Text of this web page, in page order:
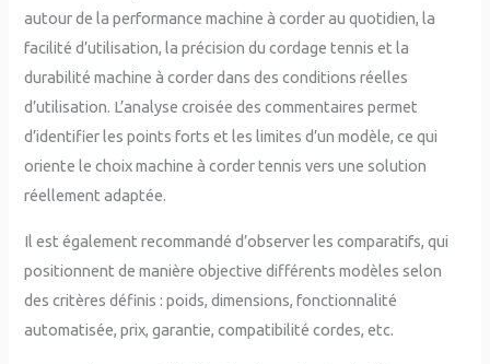
autour de la performance machine à corder au quotidien, la
facilité d’utilisation, la précision du cordage tennis et la
durabilité machine à corder dans des conditions réelles
d’utilisation. L’analyse croisée des commentaires permet
d’identifier les points forts et les limites d’un modèle, ce qui
oriente le choix machine à corder tennis vers une solution
réellement adaptée.
Il est également recommandé d’observer les comparatifs, qui
positionnent de manière objective différents modèles selon
des critères définis : poids, dimensions, fonctionnalité
automatisée, prix, garantie, compatibilité cordes, etc.